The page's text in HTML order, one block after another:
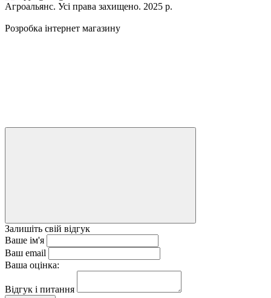
Агроальянс. Усі права захищено. 2025 р.
Розробка інтернет магазину
Залишіть свій відгук
Ваше ім'я
Ваш email
Ваша оцінка:
Відгук і питання